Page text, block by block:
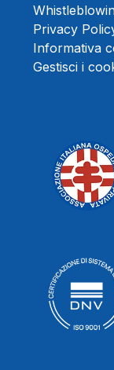
Privacy
Informativa
Gestisci i